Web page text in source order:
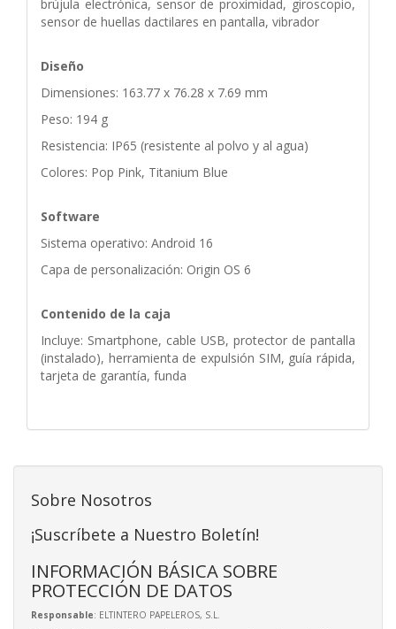
brújula electrónica, sensor de proximidad, giroscopio,
sensor de huellas dactilares en pantalla, vibrador
Diseño
Dimensiones: 163.77 x 76.28 x 7.69 mm
Peso: 194 g
Resistencia: IP65 (resistente al polvo y al agua)
Colores: Pop Pink, Titanium Blue
Software
Sistema operativo: Android 16
Capa de personalización: Origin OS 6
Contenido de la caja
Incluye: Smartphone, cable USB, protector de pantalla
(instalado), herramienta de expulsión SIM, guía rápida,
tarjeta de garantía, funda
Sobre Nosotros
¡Suscríbete a Nuestro Boletín!
INFORMACIÓN BÁSICA SOBRE
PROTECCIÓN DE DATOS
Responsable: ELTINTERO PAPELEROS, S.L.